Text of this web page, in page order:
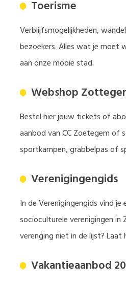
Toerisme
Verblijfsmogelijkheden,
bezoekers. Alles wat je moet
aan onze mooie stad.
Webshop
Bestel hier jouw tickets of
aanbod van CC Zoetegem of
sportkampen, grabbelpas of
Verenigingengids
In de Verenigingengids vind
socioculturele verenigingen
verenging niet in de lijst?
Vakantieaanbod